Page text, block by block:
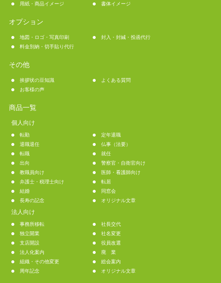
用紙・商品イメージ
書体イメージ
オプション
地図・ロゴ・写真印刷
封入・封緘・投函代行
料金別納・切手貼り代行
その他
挨拶状の豆知識
よくある質問
お客様の声
商品一覧
個人向け
転勤
定年退職
退職退任
仏事（法要）
転職
就任
出向
警察官・自衛官向け
教職員向け
医師・看護師向け
弁護士・税理士向け
転居
結婚
同窓会
長寿の記念
オリジナル文章
法人向け
事務所移転
社長交代
独立開業
社名変更
支店開設
役員改選
法人化案内
廃 業
組織・その他変更
総会案内
周年記念
オリジナル文章